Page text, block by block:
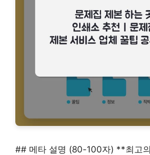
## 메타 설명 (80-100자) **최고